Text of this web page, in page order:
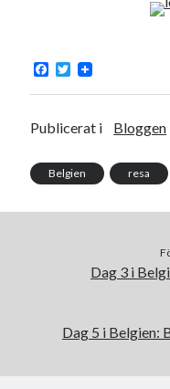
F
c
b
k
T
i
t
Publicerat i Bloggen
Belgien resa
Dag 3 i
Dag 5 i Belgien: